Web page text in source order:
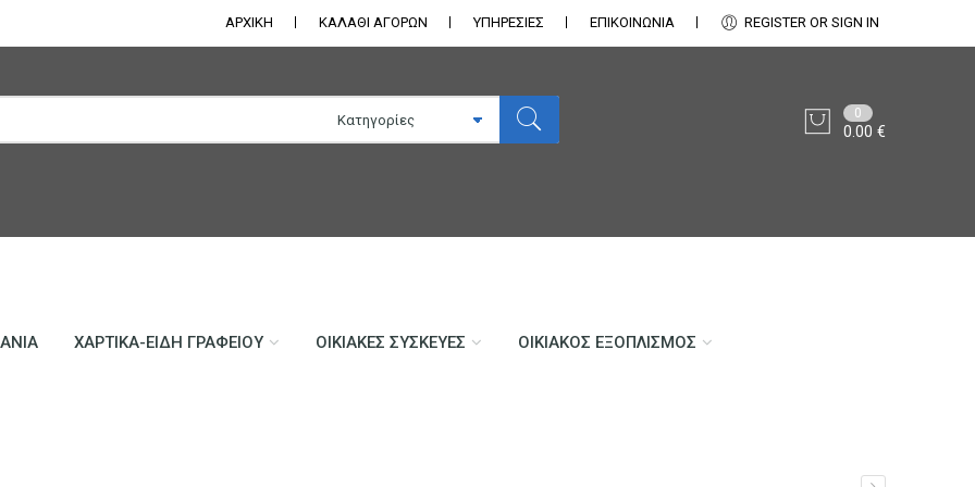
ΑΡΧΙΚΗ ΚΑΛΑΘΙ ΑΓΟΡΩΝ ΥΠΗΡΕΣΙΕΣ ΕΠΙΚΟΙΝΩΝΊΑ REGISTER OR SIGN IN
0
0.00€
ΧΑΡΤΙΚΆ-ΕΊΔΗ ΓΡΑΦΕΊΟΥ ΟΙΚΙΑΚΈΣ ΣΥΣΚΕΥΈΣ ΟΙΚΙΑΚΌΣ ΕΞΟΠΛΙΣΜΌΣ